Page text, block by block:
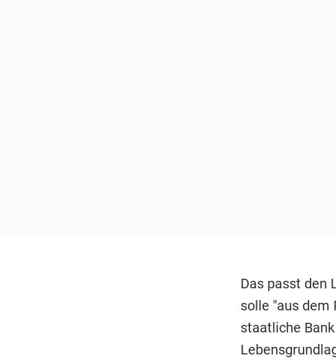
Das passt den
solle "aus dem
staatliche